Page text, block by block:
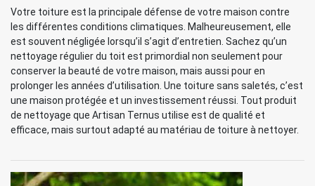
Votre toiture est la principale défense de votre maison contre
les différentes conditions climatiques. Malheureusement, elle
est souvent négligée lorsqu’il s’agit d’entretien. Sachez qu’un
nettoyage régulier du toit est primordial non seulement pour
conserver la beauté de votre maison, mais aussi pour en
prolonger les années d’utilisation. Une toiture sans saletés, c’est
une maison protégée et un investissement réussi. Tout produit
de nettoyage que Artisan Ternus utilise est de qualité et
efficace, mais surtout adapté au matériau de toiture à nettoyer.